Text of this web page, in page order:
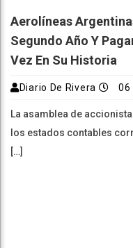
Aerolíneas
Segundo Año Y
Vez En Su Historia
Diario De Rivera 06
La asamblea de
los estados contables
[…]